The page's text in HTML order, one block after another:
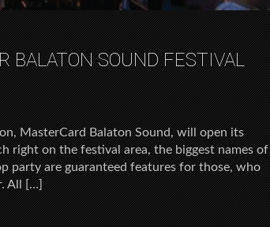
BALATON SOUND FESTIVAL
MasterCard Balaton Sound, will open its
right on the festival area, the biggest names of
party are guaranteed features for those, who
All […]